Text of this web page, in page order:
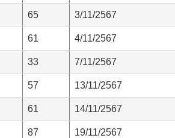
65 3/11/2567
61 4/11/2567
33 7/11/2567
57 13/11/2567
61 14/11/2567
87 19/11/2567